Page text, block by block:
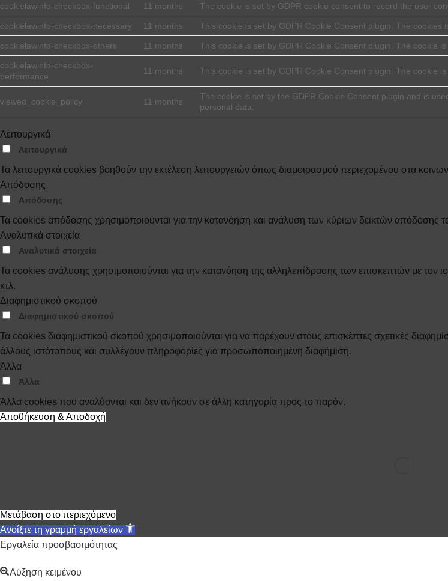
cookielawinfo-checkbox-functional 11 months The cookie is set by GDPR cookie consent to record the user
cookielawinfo-checkbox-necessary 11 months This cookie is set by GDPR Cookie Consent plugin. The
cookielawinfo-checkbox-others 11 months This cookie is set by GDPR Cookie Consent plugin. The cookie
cookielawinfo-checkbox-
performance
11 months This cookie is set by GDPR Cookie Consent plugin. The cookie
viewed_cookie_policy 11 months
The cookie is set by the GDPR Cookie Consent plugin and is
personal data.
Λειτουργικά
Λειτουργικά
Τα λειτουργικά cookies βοηθούν την εκτέλεση λειτουργειών όπως διαμοιρασμού περιεχομένου στα
Απόδοσης
Απόδοσης
Τα cookies απόδοσης χρησιμοποιούνται για την κατανόηση και ανάλυση των κύριων δεικτών απόδοσης
Αναλυτικά στοιχεία
Αναλυτικά στοιχεία
Τα cookies ανάλυσης χρησιμοποιούνται για την κατανόηση της αλληλεπίδρασης των επισκεπτών με τον
κτλ.
Διαφημιστικού σκοπού
Διαφημιστικού σκοπού
Τα cookies διαφημιστικού σκοπού χρησιμοποιούνται για να παρέχουν στους επισκέπτες σχετικές
άλλους ιστότοπους και συλλέγουν πληροφορίες για προσωποποιημένη διαφήμιση.
Άλλα
Άλλα
Άλλα cookies που αναλύονται και δεν ανήκουν σε άλλη κατηγορία προς το παρόν.
Αποθήκευση & Αποδοχή
Μετάβαση στο περιεχόμενο
Ανοίξτε τη γραμμή εργαλείων
Εργαλεία προσβασιμότητας
Αύξηση κειμένου